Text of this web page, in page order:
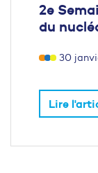
2e
du
30
Lire